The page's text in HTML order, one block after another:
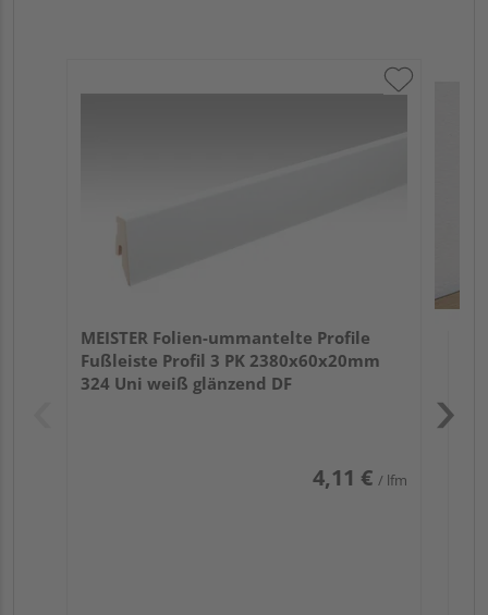
MEISTER Folien-ummantelte Profile
Fußleiste Profil 3 PK 2380x60x20mm
324 Uni weiß glänzend DF
4,11 € / lfm